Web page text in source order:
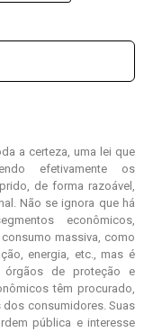
a certeza, uma lei que
efetivamente os
de forma razoável,
Não se ignora que há
econômicos,
massiva, como
energia, etc., mas é
de proteção e
têm procurado,
dos consumidores. Suas
pública e interesse